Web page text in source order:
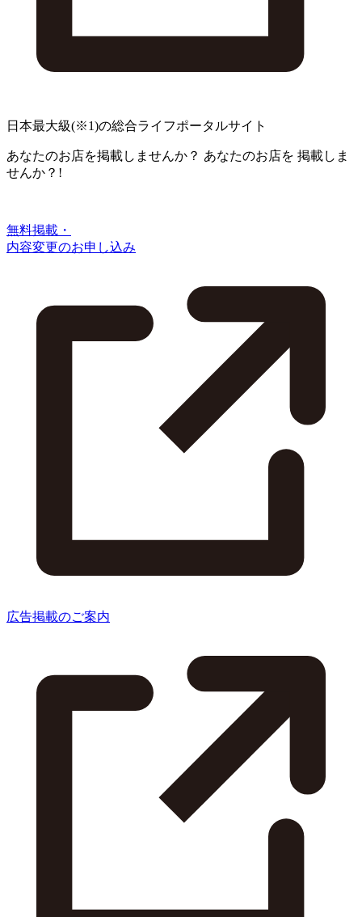
日本最大級(※1)の総合ライフポータルサイト
あなたのお店を掲載しませんか？ あなたのお店を 掲載しま
せんか？!
無料掲載・
内容変更のお申し込み
広告掲載のご案内